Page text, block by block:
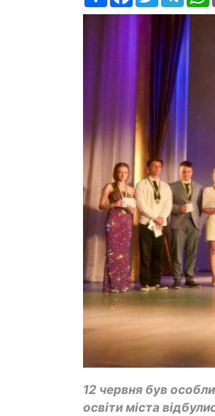
12 червня був
освіти міста